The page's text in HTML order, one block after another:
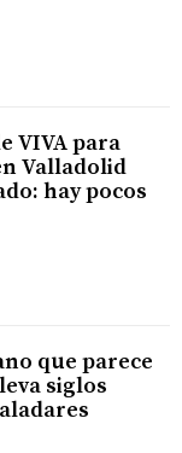
VIVA para
Valladolid
hay pocos
que parece
siglos